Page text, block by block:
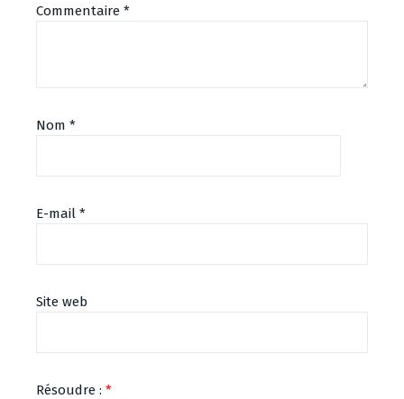
Commentaire *
Nom *
E-mail *
Site web
Résoudre : *